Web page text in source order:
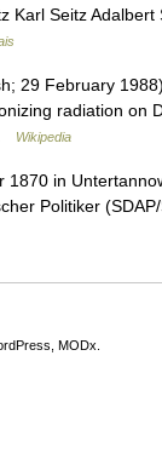
Karl Seitz
29 February
radiation on
Wikipedia
in
Politiker
MODx.